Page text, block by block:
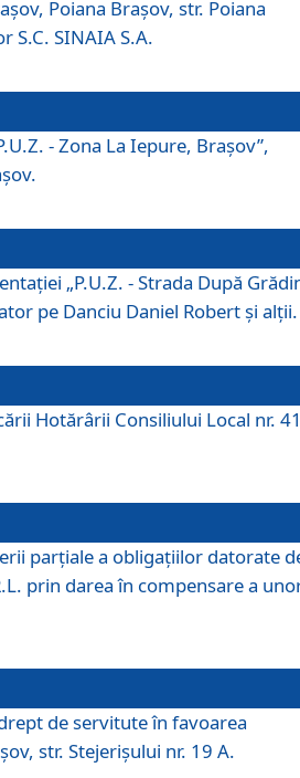
Poiana Braşov, str. Poiana
S.C. SINAIA S.A.
- Zona La Iepure, Braşov”,
„P.U.Z. - Strada După
pe Danciu Daniel Robert şi alţii.
Hotărârii Consiliului Local nr.
parţiale a obligaţiilor datorate
prin darea în compensare a
de servitute în favoarea
str. Stejerişului nr. 19 A.